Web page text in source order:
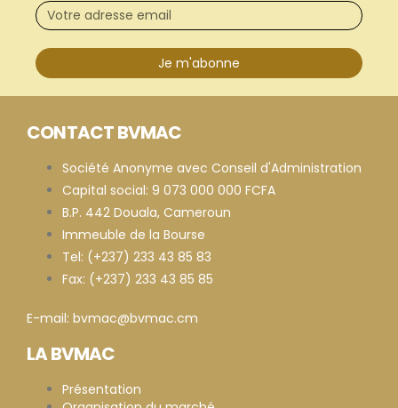
Je m'abonne
CONTACT BVMAC
Société Anonyme avec Conseil d'Administration
Capital social: 9 073 000 000 FCFA
B.P. 442 Douala, Cameroun
Immeuble de la Bourse
Tel: (+237) 233 43 85 83
Fax: (+237) 233 43 85 85
E-mail: bvmac@bvmac.cm
LA BVMAC
Présentation